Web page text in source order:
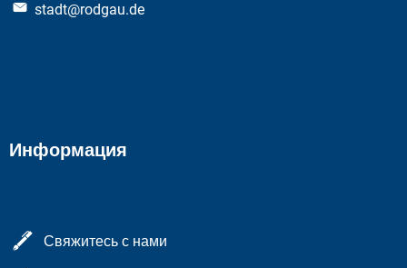
stadt@rodgau.de
Информация
Свяжитесь с нами